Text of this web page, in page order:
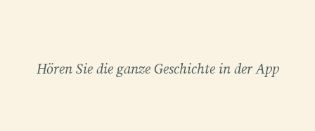
Hören Sie die ganze Geschichte in der App